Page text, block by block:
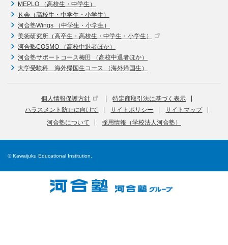
MEPLO （高校生・中学生）
Ｋ会（高校生・中学生・小学生）
河合塾Wings （中学生・小学生）
美術研究所（高卒生・高校生・中学生・小学生）
河合塾COSMO （高校中退者ほか）
河合塾サポートコース梅田 （高校中退者ほか）
大学受験科 海外帰国生コース （海外帰国生）
個人情報保護方針
特定商取引法に基づく表示
ハラスメント防止に向けて
サイトポリシー
サイトマップ
河合塾について
採用情報（学校法人河合塾）
© Kawaijuku Educational Institution.